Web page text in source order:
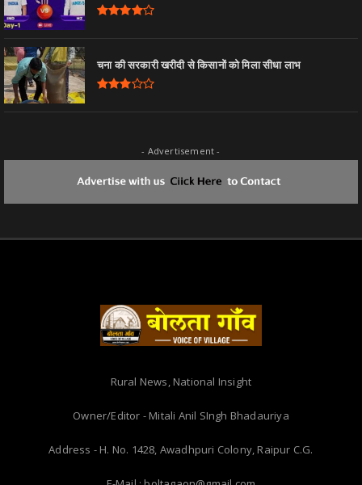
चना की सरकारी खरीदी से किसानों को मिला सीधा लाभ
- Advertisement -
Rural News, National Insight
Owner/Editor - Mitali Anil SIngh Bhadauriya
Address - H. No. 1428, Awadhpuri Colony, Raipur C.G.